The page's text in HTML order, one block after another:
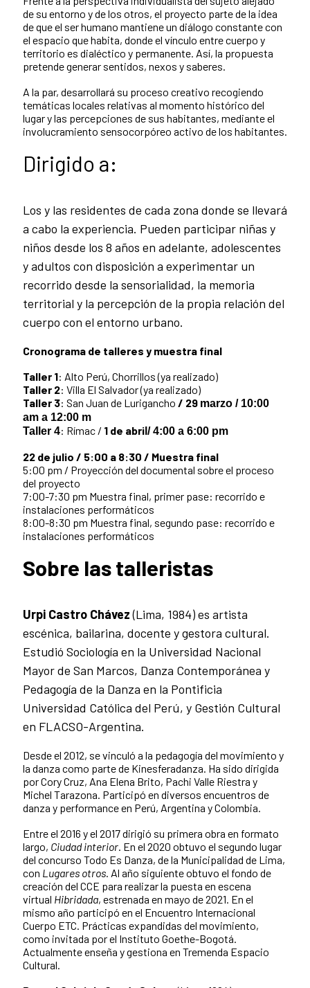
de su entorno y de los otros, el proyecto parte de la idea
de que el ser humano mantiene un diálogo constante con
el espacio que habita, donde el vínculo entre cuerpo y
territorio es dialéctico y permanente. Así, la propuesta
pretende generar sentidos, nexos y saberes.
A la par, desarrollará su proceso creativo recogiendo
temáticas locales relativas al momento histórico del
lugar y las percepciones de sus habitantes, mediante el
involucramiento sensocorpóreo activo de los habitantes.
Dirigido a:
Los y las residentes de cada zona donde se llevará
a cabo la experiencia. Pueden participar niñas y
niños desde los 8 años en adelante, adolescentes
y adultos con disposición a experimentar un
recorrido desde la sensorialidad, la memoria
territorial y la percepción de la propia relación del
cuerpo con el entorno urbano.
Cronograma de talleres y muestra final
Taller 1: Alto Perú, Chorrillos (ya realizado)
Taller 2: Villa El Salvador (ya realizado)
Taller 3: San Juan de Lurigancho / 29 marzo / 10:00
am a 12:00 m
Taller 4: Rímac / 1 de abri l/ 4:00 a 6:00 pm
22 de julio / 5:00 a 8:30 / Muestra final
5:00 pm / Proyección del documental sobre el proceso
del proyecto
7:00-7:30 pm Muestra final, primer pase: recorrido e
instalaciones performáticos
8:00-8:30 pm Muestra final, segundo pase: recorrido e
instalaciones performáticos
Sobre las talleristas
Urpi Castro Chávez(Lima, 1984) es artista
escénica, bailarina, docente y gestora cultural.
Estudió Sociología en la Universidad Nacional
Mayor de San Marcos, Danza Contemporánea y
Pedagogía de la Danza en la Pontificia
Universidad Católica del Perú, y Gestión Cultural
en FLACSO-Argentina.
Desde el 2012, se vinculó a la pedagogía del movimiento y
la danza como parte de Kinesferadanza. Ha sido dirigida
por Cory Cruz, Ana Elena Brito, Pachi Valle Riestra y
Michel Tarazona. Participó en diversos encuentros de
danza y performance en Perú, Argentina y Colombia.
Entre el 2016 y el 2017 dirigió su primera obra en formato
largo, Ciudad interior. En el 2020 obtuvo el segundo lugar
del concurso Todo Es Danza, de la Municipalidad de Lima,
con Lugares otros. Al año siguiente obtuvo el fondo de
creación del CCE para realizar la puesta en escena
virtual Hibridada, estrenada en mayo de 2021. En el
mismo año participó en el Encuentro Internacional
Cuerpo ETC. Prácticas expandidas del movimiento,
como invitada por el Instituto Goethe-Bogotá.
Actualmente enseña y gestiona en Tremenda Espacio
Cultural.